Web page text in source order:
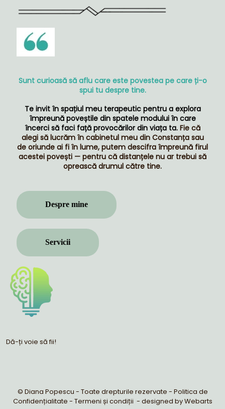
Sunt curioasă să aflu care este povestea pe care ți-o
spui tu despre tine.
Te invit în spațiul meu terapeutic pentru a explora
împreună poveștile din spatele modului în care
încerci să faci față provocărilor din viața ta. Fie că
alegi să lucrăm în cabinetul meu din Constanța sau
de oriunde ai fi în lume, putem descifra împreună firul
acestei povești — pentru că distanțele nu ar trebui să
oprească drumul către tine.
Despre mine
Servicii
Dă-ți voie să fii!
© Diana Popescu - Toate drepturile rezervate - Politica de
Confidențialitate - Termeni și condiții - designed byWebarts